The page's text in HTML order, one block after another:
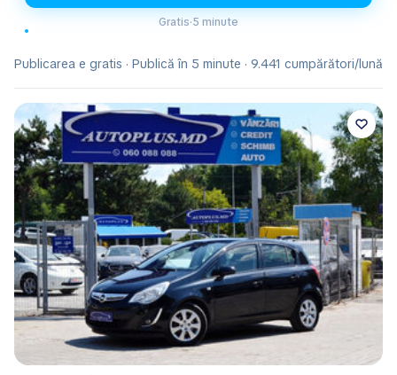
Gratis·5 minute
Publicarea e gratis · Publică în 5 minute · 9.441 cumpărători/lună